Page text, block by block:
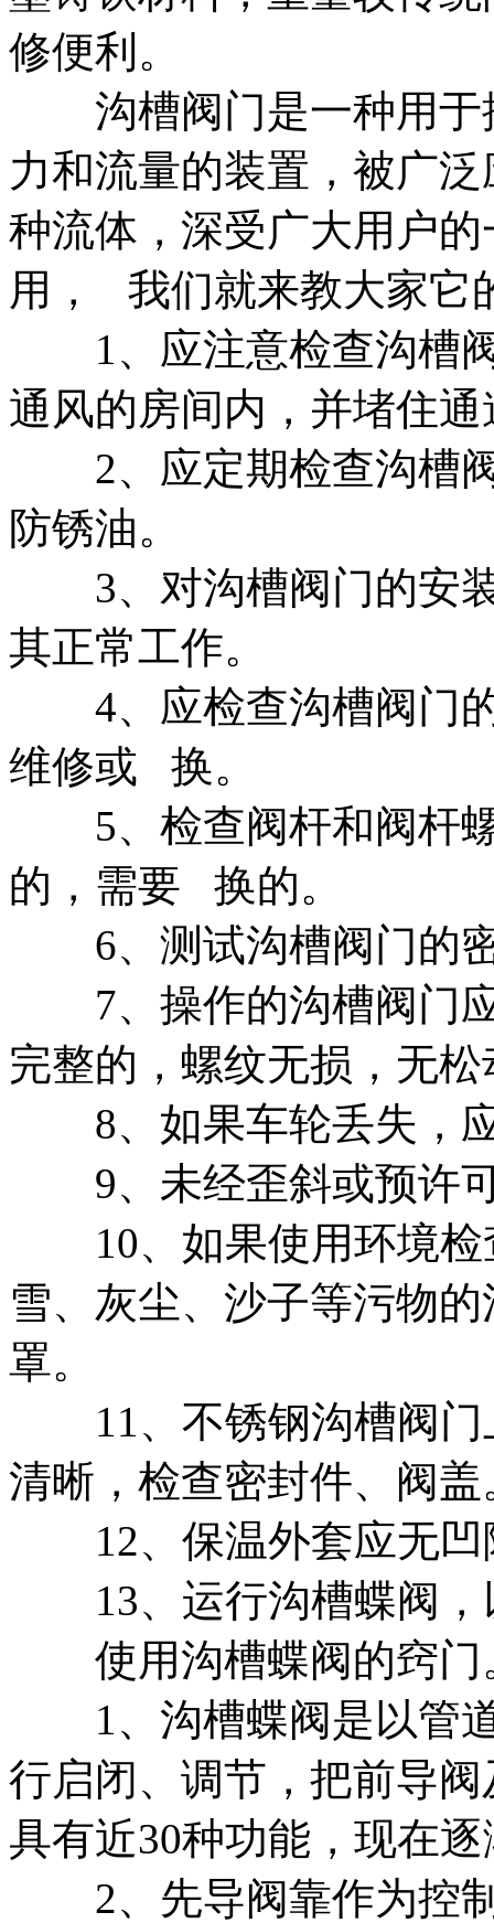
修便利。
沟槽阀门是一种用于
力和流量的装置，被广
种流体，深受广大用户
用， 我们就来教大家它
1、应注意检查沟槽阀
通风的房间内，并堵住
2、应定期检查沟槽
防锈油。
3、对沟槽阀门的安装
其正常工作。
4、应检查沟槽阀门的
维修或 换。
5、检查阀杆和阀杆螺
的，需要 换的。
6、测试沟槽阀门的
7、操作的沟槽阀门应
完整的，螺纹无损，无
8、如果车轮丢失，
9、未经歪斜或预许可
10、如果使用环境检
雪、灰尘、沙子等污物
罩。
11、不锈钢沟槽阀门
清晰，检查密封件、阀盖
12、保温外套应无凹
13、运行沟槽蝶阀，
使用沟槽蝶阀的窍门
1、沟槽蝶阀是以管道
行启闭、调节，把前导
具有近30种功能，现在
2、先导阀靠作为控制